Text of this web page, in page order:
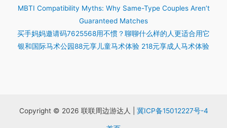
MBTI Compatibility Myths: Why Same-Type Couples Aren’t
Guaranteed Matches
买手妈妈邀请码7625568用不惯？聊聊什么样的人更适合用它
银和国际马术公园88元享儿童马术体验 218元享成人马术体验
Copyright © 2026 联联周边游达人 | 冀ICP备15012227号-4